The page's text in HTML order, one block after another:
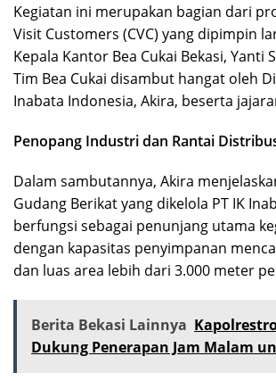
Kegiatan ini merupakan bagian dari
Visit Customers (CVC) yang dipimpin
Kepala Kantor Bea Cukai Bekasi, Yanti
Tim Bea Cukai disambut hangat oleh
Inabata Indonesia, Akira, beserta
Penopang Industri dan Rantai
Dalam sambutannya, Akira
Gudang Berikat yang dikelola PT IK
berfungsi sebagai penunjang utama
dengan kapasitas penyimpanan
dan luas area lebih dari 3.000 meter
Berita Bekasi Lainnya
Dukung Penerapan Jam Malam